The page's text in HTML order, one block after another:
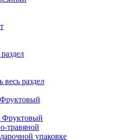
весь раздел
Фруктовый
травяной
упаковке